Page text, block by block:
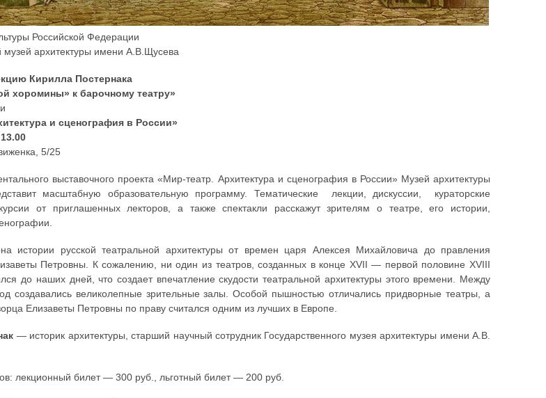
Российской Федерации
музей архитектуры имени А.В.Щусева
Кирилла Постернака
хоромины» к барочному театру»
и сценография в России»
5/25
выставочного проекта «Мир-театр. Архитектура и сценография в России» Музей архитектуры
масштабную образовательную программу. Тематические лекции, дискуссии, кураторские
от приглашенных лекторов, а также спектакли расскажут зрителям о театре, его истории,
истории русской театральной архитектуры от времен царя Алексея Михайловича до правления
Петровны. К сожалению, ни один из театров, созданных в конце XVII — первой половине XVIII
до наших дней, что создает впечатление скудости театральной архитектуры этого времени. Между
создавались великолепные зрительные залы. Особой пышностью отличались придворные театры, а
Елизаветы Петровны по праву считался одним из лучших в Европе.
— историк архитектуры, старший научный сотрудник Государственного музея архитектуры имени А.В.
лекционный билет — 300 руб., льготный билет — 200 руб.